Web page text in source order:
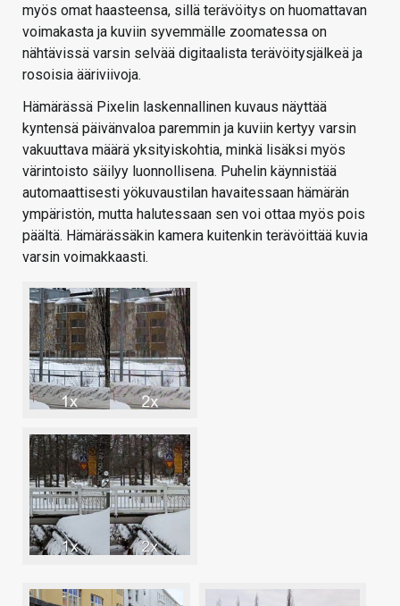
myös omat haasteensa, sillä terävöitys on huomattavan
voimakasta ja kuviin syvemmälle zoomatessa on
nähtävissä varsin selvää digitaalista terävöitysjälkeä ja
rosoisia ääriviivoja.
Hämärässä Pixelin laskennallinen kuvaus näyttää
kyntensä päivänvaloa paremmin ja kuviin kertyy varsin
vakuuttava määrä yksityiskohtia, minkä lisäksi myös
värintoisto säilyy luonnollisena. Puhelin käynnistää
automaattisesti yökuvaustilan havaitessaan hämärän
ympäristön, mutta halutessaan sen voi ottaa myös pois
päältä. Hämärässäkin kamera kuitenkin terävöittää kuvia
varsin voimakkaasti.